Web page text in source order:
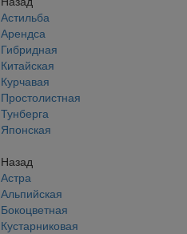
Астильба
Арендса
Гибридная
Китайская
Курчавая
Простолистная
Тунберга
Японская
Назад
Астра
Альпийская
Бокоцветная
Кустарниковая